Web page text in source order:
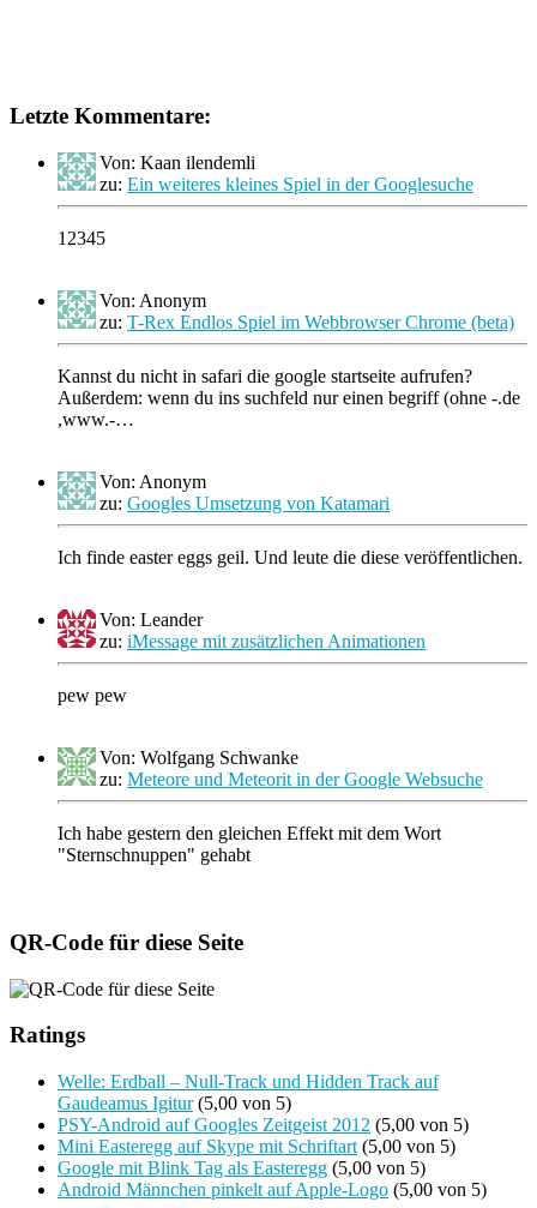
Letzte Kommentare:
Von: Kaan ilendemli
zu: Ein weiteres kleines Spiel in der Googlesuche
12345
Von: Anonym
zu: T-Rex Endlos Spiel im Webbrowser Chrome (beta)
Kannst du nicht in safari die google startseite aufrufen?
Außerdem: wenn du ins suchfeld nur einen begriff (ohne -.de
,www.-…
Von: Anonym
zu: Googles Umsetzung von Katamari
Ich finde easter eggs geil. Und leute die diese veröffentlichen.
Von: Leander
zu: iMessage mit zusätzlichen Animationen
pew pew
Von: Wolfgang Schwanke
zu: Meteore und Meteorit in der Google Websuche
Ich habe gestern den gleichen Effekt mit dem Wort
"Sternschnuppen" gehabt
QR-Code für diese Seite
Ratings
Welle: Erdball – Null-Track und Hidden Track auf
Gaudeamus Igitur (5,00 von 5)
PSY-Android auf Googles Zeitgeist 2012 (5,00 von 5)
Mini Easteregg auf Skype mit Schriftart (5,00 von 5)
Google mit Blink Tag als Easteregg (5,00 von 5)
Android Männchen pinkelt auf Apple-Logo (5,00 von 5)